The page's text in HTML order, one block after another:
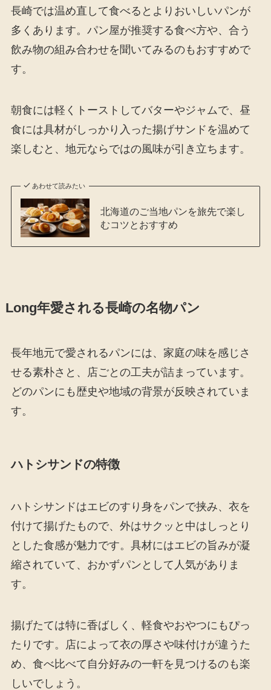
長崎では温め直して食べるとよりおいしいパンが
多くあります。パン屋が推奨する食べ方や、合う
飲み物の組み合わせを聞いてみるのもおすすめで
す。
朝食には軽くトーストしてバターやジャムで、昼
食には具材がしっかり入った揚げサンドを温めて
楽しむと、地元ならではの風味が引き立ちます。
あわせて読みたい
北海道のご当地パンを旅先で楽し
むコツとおすすめ
Long年愛される長崎の名物パン
長年地元で愛されるパンには、家庭の味を感じさ
せる素朴さと、店ごとの工夫が詰まっています。
どのパンにも歴史や地域の背景が反映されていま
す。
ハトシサンドの特徴
ハトシサンドはエビのすり身をパンで挟み、衣を
付けて揚げたもので、外はサクッと中はしっとり
とした食感が魅力です。具材にはエビの旨みが凝
縮されていて、おかずパンとして人気がありま
す。
揚げたては特に香ばしく、軽食やおやつにもぴっ
たりです。店によって衣の厚さや味付けが違うた
め、食べ比べて自分好みの一軒を見つけるのも楽
しいでしょう。